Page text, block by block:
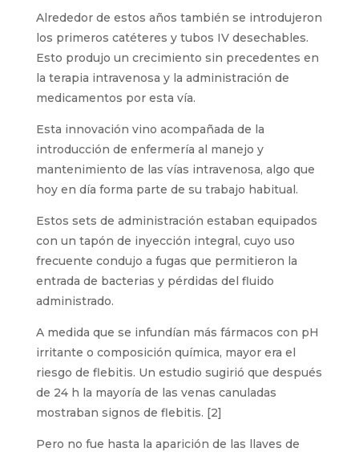
Alrededor de estos años también se introdujeron
los primeros catéteres y tubos IV desechables.
Esto produjo un crecimiento sin precedentes en
la terapia intravenosa y la administración de
medicamentos por esta vía.
Esta innovación vino acompañada de la
introducción de enfermería al manejo y
mantenimiento de las vías intravenosa, algo que
hoy en día forma parte de su trabajo habitual.
Estos sets de administración estaban equipados
con un tapón de inyección integral, cuyo uso
frecuente condujo a fugas que permitieron la
entrada de bacterias y pérdidas del fluido
administrado.
A medida que se infundían más fármacos con pH
irritante o composición química, mayor era el
riesgo de flebitis. Un estudio sugirió que después
de 24 h la mayoría de las venas canuladas
mostraban signos de flebitis. [2]
Pero no fue hasta la aparición de las llaves de